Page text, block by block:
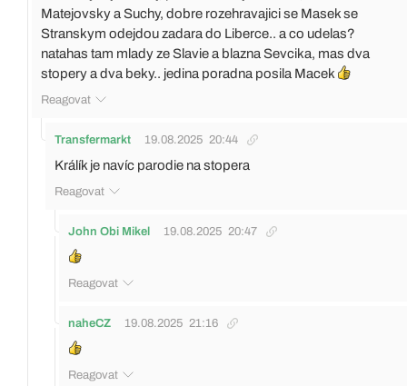
Matejovsky a Suchy, dobre rozehravajici se Masek se
Stranskym odejdou zadara do Liberce.. a co udelas?
natahas tam mlady ze Slavie a blazna Sevcika, mas dva
stopery a dva beky.. jedina poradna posila Macek
Reagovat
Transfermarkt 19.08.2025 20:44
Králík je navíc parodie na stopera
Reagovat
John Obi Mikel 19.08.2025 20:47
Reagovat
naheCZ 19.08.2025 21:16
Reagovat